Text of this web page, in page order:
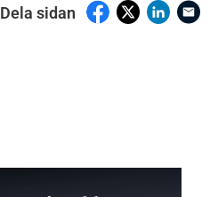
Dela sidan